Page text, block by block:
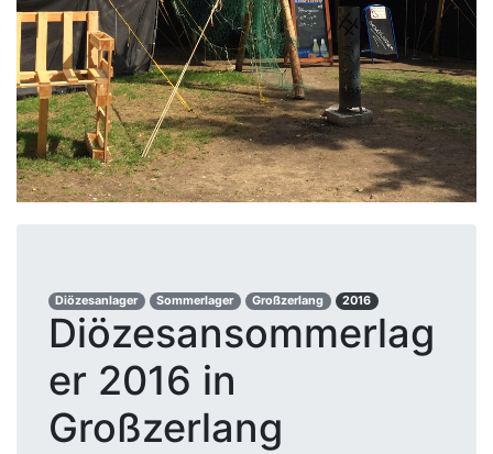
Diözesanlager Sommerlager Großzerlang 2016
Diözesansommerlag
er 2016 in
Großzerlang